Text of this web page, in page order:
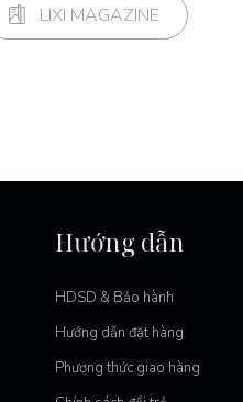
LIXI MAGAZINE
Hướng dẫn
HDSD & Bảo hành
Hướng dẫn đặt hàng
Phương thức giao hàng